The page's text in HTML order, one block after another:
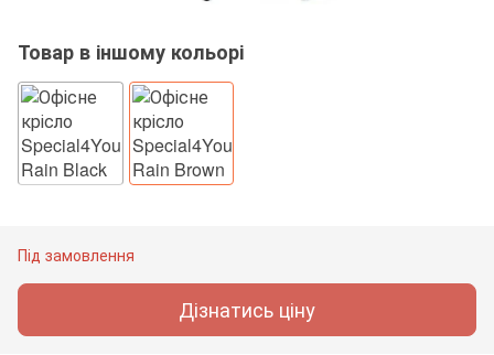
Товар в іншому кольорі
Під замовлення
Дізнатись ціну